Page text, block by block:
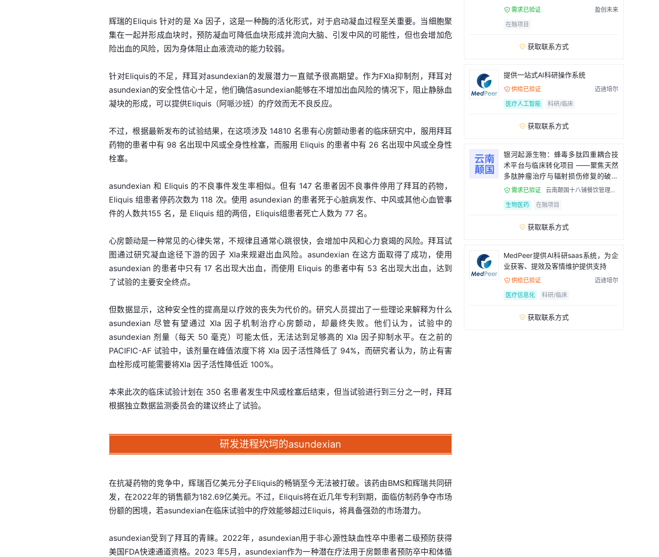
辉瑞的Eliquis 针对的是 Xa 因子，这是一种酶的活化形式，对于启动凝血过程至关重要。当细胞聚
集在一起并形成血块时，预防凝血可降低血块形成并流向大脑、引发中风的可能性，但也会增加危
险出血的风险，因为身体阻止血液流动的能力较弱。
针对Eliquis的不足，拜耳对asundexian的发展潜力一直赋予很高期望。作为FXIa抑制剂，拜耳对
asundexian的安全性信心十足，他们确信asundexian能够在不增加出血风险的情况下，阻止静脉血
凝块的形成，可以提供Eliquis（阿哌沙班）的疗效而无不良反应。
不过，根据最新发布的试验结果，在这项涉及 14810 名患有心房颤动患者的临床研究中，服用拜耳
药物的患者中有 98 名出现中风或全身性栓塞，而服用 Eliquis 的患者中有 26 名出现中风或全身性
栓塞。
asundexian 和 Eliquis 的不良事件发生率相似。但有 147 名患者因不良事件停用了拜耳的药物，
Eliquis 组患者停药次数为 118 次。使用 asundexian 的患者死于心脏病发作、中风或其他心血管事
件的人数共155 名，是 Eliquis 组的两倍，Eliquis组患者死亡人数为 77 名。
心房颤动是一种常见的心律失常，不规律且通常心跳很快，会增加中风和心力衰竭的风险。拜耳试
图通过研究凝血途径下游的因子 XIa来规避出血风险。asundexian 在这方面取得了成功，使用
asundexian 的患者中只有 17 名出现大出血，而使用 Eliquis 的患者中有 53 名出现大出血，达到
了试验的主要安全终点。
但数据显示，这种安全性的提高是以疗效的丧失为代价的。研究人员提出了一些理论来解释为什么
asundexian 尽管有望通过 XIa 因子机制治疗心房颤动，却最终失败。他们认为，试验中的
asundexian 剂量（每天 50 毫克）可能太低，无法达到足够高的 XIa 因子抑制水平。在之前的
PACIFIC-AF 试验中，该剂量在峰值浓度下将 XIa 因子活性降低了 94%，而研究者认为，防止有害
血栓形成可能需要将XIa 因子活性降低近 100%。
本来此次的临床试验计划在 350 名患者发生中风或栓塞后结束，但当试验进行到三分之一时，拜耳
根据独立数据监测委员会的建议终止了试验。
研发进程坎坷的asundexian
在抗凝药物的竞争中，辉瑞百亿美元分子Eliquis的畅销至今无法被打破。该药由BMS和辉瑞共同研
发，在2022年的销售额为182.69亿美元。不过，Eliquis将在近几年专利到期，面临仿制药争夺市场
份额的困境，若asundexian在临床试验中的疗效能够超过Eliquis，将具备强劲的市场潜力。
asundexian受到了拜耳的青睐。2022年，asundexian用于非心源性缺血性卒中患者二级预防获得
美国FDA快速通道资格。2023 年5月，asundexian作为一种潜在疗法用于房颤患者预防卒中和体循
 需求已验证
盈创未来
在融项目
 获取联系方式
提供一站式AI科研操作系统
 供给已验证
迈迪培尔
医疗人工智能
科研/临床
 获取联系方式
银河起源生物：蜂毒多肽四重耦合技
术平台与临床转化项目 ——聚焦天然
多肽肿瘤治疗与辐射损伤修复的破局
者
 需求已验证
云南颠国十八铺餐饮管理有
生物医药
在融项目
 获取联系方式
MedPeer提供AI科研saas系统，为企
业获客、提效及客情维护提供支持
 供给已验证
迈迪培尔
医疗信息化
科研/临床
 获取联系方式